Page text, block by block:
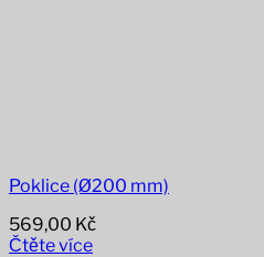
Poklice (Ø200 mm)
569,00 Kč
Čtěte více